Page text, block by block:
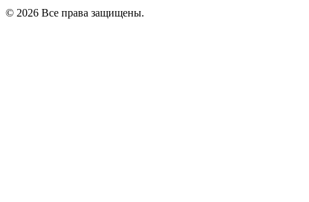
© 2026 Все права защищены.